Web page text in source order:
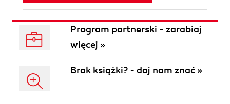
Program partnerski - zarabiaj
więcej »
Brak książki? - daj nam znać »